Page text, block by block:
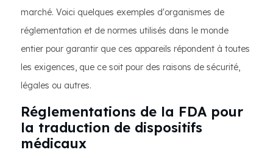
marché. Voici quelques exemples d'organismes de
réglementation et de normes utilisés dans le monde
entier pour garantir que ces appareils répondent à toutes
les exigences, que ce soit pour des raisons de sécurité,
légales ou autres.
Réglementations de la FDA pour
la traduction de dispositifs
médicaux